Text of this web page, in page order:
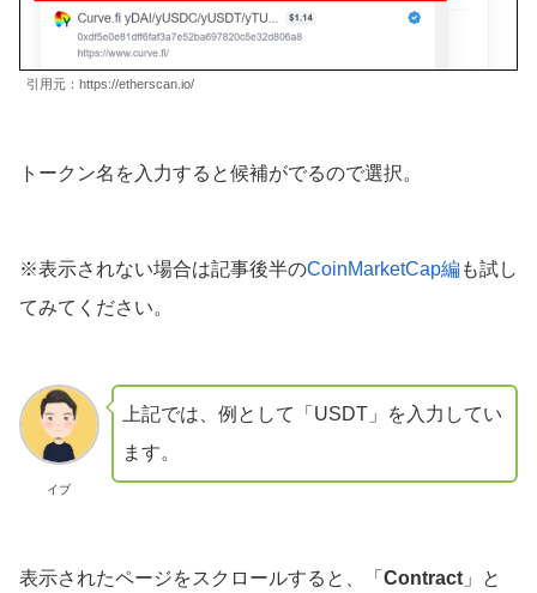
引用元：https://etherscan.io/
トークン名を入力すると候補がでるので選択。
※表示されない場合は記事後半のCoinMarketCap編も試し
てみてください。
イブ
上記では、例として「USDT」を入力してい
ます。
表示されたページをスクロールすると、「 Contract 」と